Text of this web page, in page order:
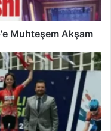
Muhteşem Akşam